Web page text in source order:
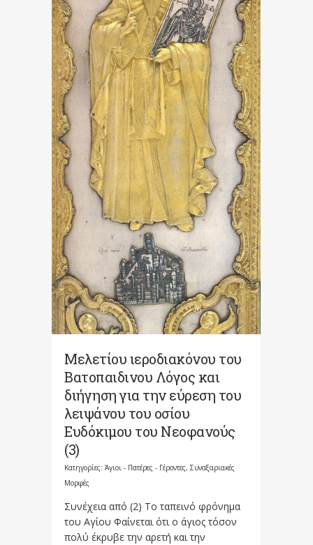
Μελετίου ιεροδιακόνου του
Βατοπαιδινου Λόγος και
διήγηση για την εύρεση του
λειψάνου του οσίου
Ευδόκιμου του Νεοφανούς
(3)
Κατηγορίες: Άγιοι - Πατέρες - Γέροντες, Συναξαριακές
Μορφές
Συνέχεια από (2) Το ταπεινό φρόνημα
του Αγίου Φαίνεται ότι ο άγιος τόσον
πολύ έκρυβε την αρετή και την